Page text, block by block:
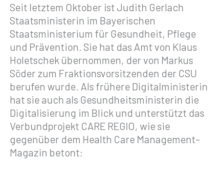
Seit letztem Oktober ist Judith Gerlach
Staatsministerin im Bayerischen
Staatsministerium für Gesundheit, Pflege
und Prävention. Sie hat das Amt von Klaus
Holetschek übernommen, der von Markus
Söder zum Fraktionsvorsitzenden der CSU
berufen wurde. Als frühere Digitalministerin
hat sie auch als Gesundheitsministerin die
Digitalisierung im Blick und unterstützt das
Verbundprojekt CARE REGIO, wie sie
gegenüber dem Health Care Management-
Magazin betont: